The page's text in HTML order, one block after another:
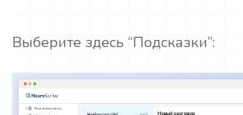
Выберите здесь “Подсказки”: